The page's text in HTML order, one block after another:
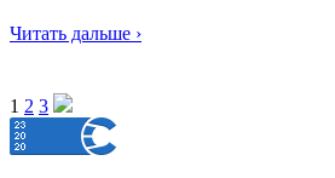
Читать дальше ›
1 2 3